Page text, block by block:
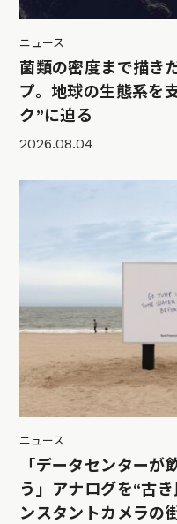
ニュース
菌類の密度まで描き
プ。地球の生態系を
ク”に迫る
2026.08.04
ニュース
「データセンターが
う」アナログを“古
ンスタントカメラの